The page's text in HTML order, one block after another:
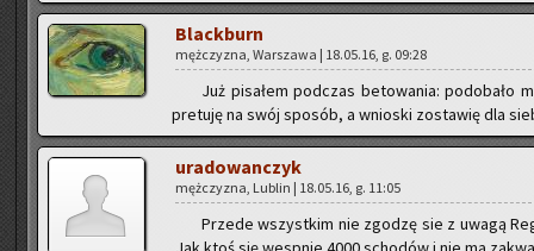
Black­burn
męż­czy­zna, War­sza­wa | 18.05.16, g. 09:28
Już pi­sa­łem pod­czas be­to­wa­nia: po­do­ba­ło
pre­tu­ję na swój spo­sób, a wnio­ski zo­sta­wię dla
ura­do­wan­czyk
męż­czy­zna, Lu­blin | 18.05.16, g. 11:05
Przede wszyst­kim nie zgo­dzę sie z uwagą